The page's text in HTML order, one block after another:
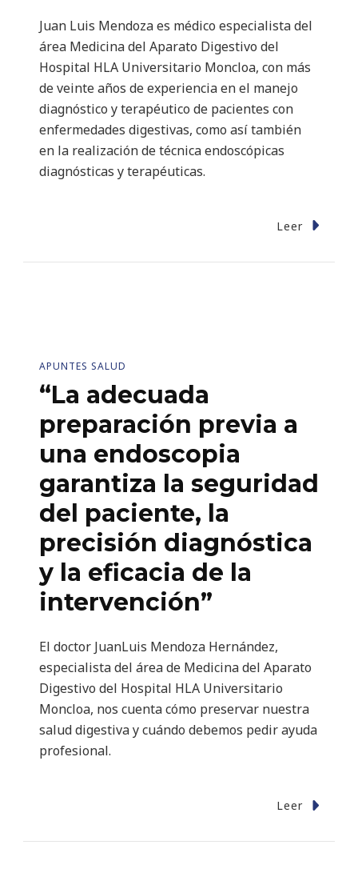
Juan Luis Mendoza es médico especialista del
área Medicina del Aparato Digestivo del
Hospital HLA Universitario Moncloa, con más
de veinte años de experiencia en el manejo
diagnóstico y terapéutico de pacientes con
enfermedades digestivas, como así también
en la realización de técnica endoscópicas
diagnósticas y terapéuticas.
Leer
APUNTES SALUD
“La adecuada
preparación previa a
una endoscopia
garantiza la seguridad
del paciente, la
precisión diagnóstica
y la eficacia de la
intervención”
El doctor JuanLuis Mendoza Hernández,
especialista del área de Medicina del Aparato
Digestivo del Hospital HLA Universitario
Moncloa, nos cuenta cómo preservar nuestra
salud digestiva y cuándo debemos pedir ayuda
profesional.
Leer